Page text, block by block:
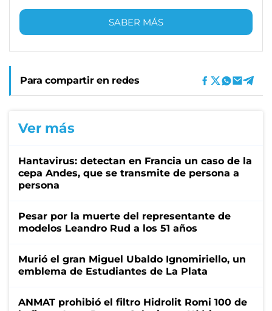
SABER MÁS
Para compartir en redes
Ver más
Hantavirus: detectan en Francia un caso de la
cepa Andes, que se transmite de persona a
persona
Pesar por la muerte del representante de
modelos Leandro Rud a los 51 años
Murió el gran Miguel Ubaldo Ignomiriello, un
emblema de Estudiantes de La Plata
ANMAT prohibió el filtro Hidrolit Romi 100 de